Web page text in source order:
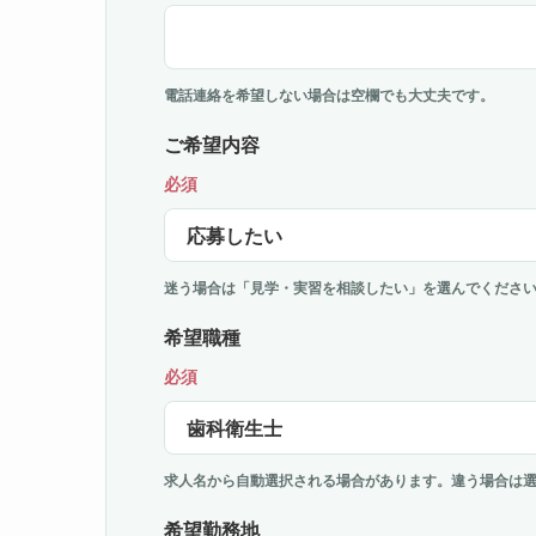
電話連絡を希望しない場合は空欄でも大丈夫です。
ご希望内容
必須
迷う場合は「見学・実習を相談したい」を選んでください
希望職種
必須
求人名から自動選択される場合があります。違う場合は選
希望勤務地